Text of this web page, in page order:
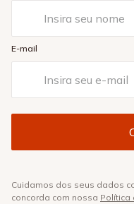
E-mail
Cuidamos dos seus dados
concorda com nossa Política